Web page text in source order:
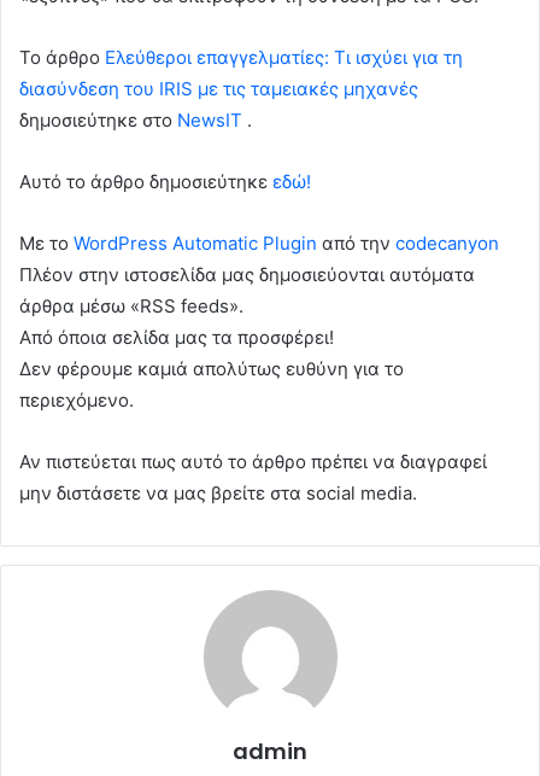
To άρθρο Ελεύθεροι επαγγελματίες: Τι ισχύει για τη
διασύνδεση του IRIS με τις ταμειακές μηχανές
δημοσιεύτηκε στο NewsIT .
Αυτό το άρθρο δημοσιεύτηκε εδώ!
Με το WordPress Automatic Plugin από την codecanyon
Πλέον στην ιστοσελίδα μας δημοσιεύονται αυτόματα
άρθρα μέσω «RSS feeds».
Από όποια σελίδα μας τα προσφέρει!
Δεν φέρουμε καμιά απολύτως ευθύνη για το
περιεχόμενο.
Αν πιστεύεται πως αυτό το άρθρο πρέπει να διαγραφεί
μην διστάσετε να μας βρείτε στα social media.
admin